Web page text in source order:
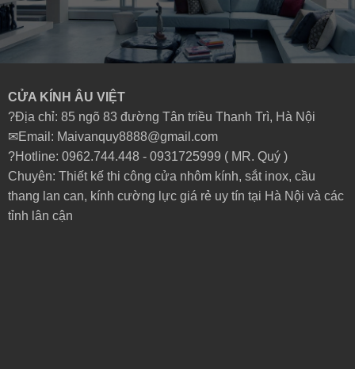
CỬA KÍNH ÂU VIỆT
?Địa chỉ: 85 ngõ 83 đường Tân triều Thanh Trì, Hà Nội
✉Email: Maivanquy8888@gmail.com
?Hotline: 0962.744.448 - 0931725999 ( MR. Quý )
Chuyên: Thiết kế thi công cửa nhôm kính, sắt inox, cầu
thang lan can, kính cường lực giá rẻ uy tín tại Hà Nội và các
tỉnh lân cận